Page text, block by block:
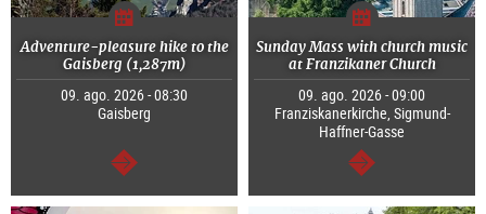
Adventure-pleasure hike to the
Gaisberg (1,287m)
09. ago. 2026 - 08:30
Gaisberg
segue
Sunday Mass with church music
at Franzikaner Church
09. ago. 2026 - 09:00
Franziskanerkirche, Sigmund-
Haffner-Gasse
segue